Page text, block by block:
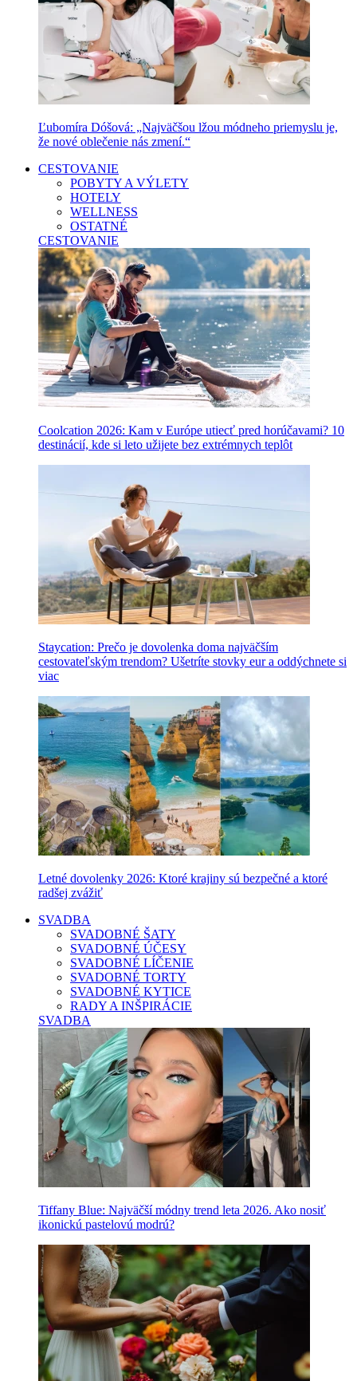
Ľubomíra Dóšová: „Najväčšou lžou módneho priemyslu je,
že nové oblečenie nás zmení.“
CESTOVANIE
POBYTY A VÝLETY
HOTELY
WELLNESS
OSTATNÉ
CESTOVANIE
Coolcation 2026: Kam v Európe utiecť pred horúčavami? 10
destinácií, kde si leto užijete bez extrémnych teplôt
Staycation: Prečo je dovolenka doma najväčším
cestovateľským trendom? Ušetríte stovky eur a oddýchnete si
viac
Letné dovolenky 2026: Ktoré krajiny sú bezpečné a ktoré
radšej zvážiť
SVADBA
SVADOBNÉ ŠATY
SVADOBNÉ ÚČESY
SVADOBNÉ LÍČENIE
SVADOBNÉ TORTY
SVADOBNÉ KYTICE
RADY A INŠPIRÁCIE
SVADBA
Tiffany Blue: Najväčší módny trend leta 2026. Ako nosiť
ikonickú pastelovú modrú?